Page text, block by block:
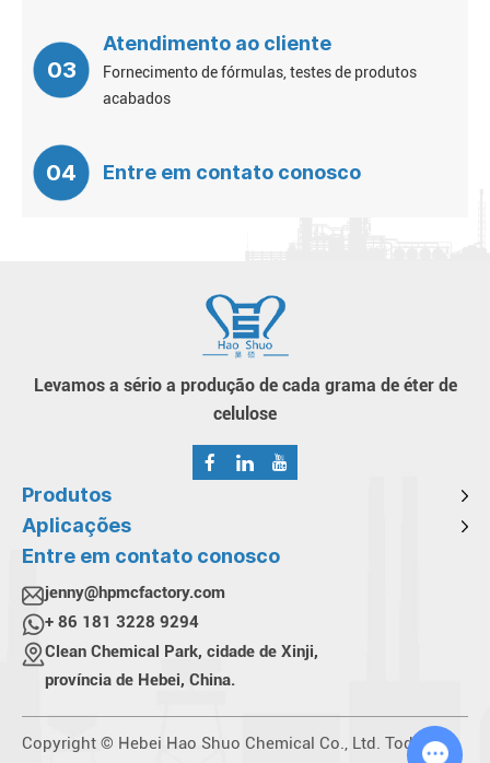
03
Atendimento ao cliente
Fornecimento de fórmulas, testes de produtos
acabados
04 Entre em contato conosco
Levamos a sério a produção de cada grama de éter de
celulose
Produtos
Aplicações
Entre em contato conosco
jenny@hpmcfactory.com
+ 86 181 3228 9294
Clean Chemical Park, cidade de Xinji,
província de Hebei, China.
Copyright © Hebei Hao Shuo Chemical Co., Ltd. Todos os